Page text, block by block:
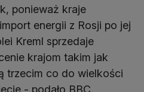
ponieważ kraje
energii z Rosji po jej
Kreml sprzedaje
krajom takim jak
trzecim co do wielkości
- podało BBC.